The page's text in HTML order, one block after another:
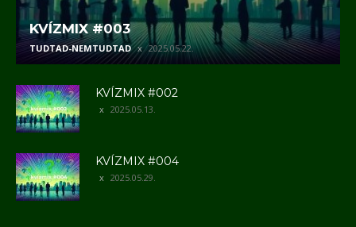
KVÍZMIX #003
TUDTAD-NEMTUDTAD 2025.05.22.
KVÍZMIX #002
2025.05.13.
KVÍZMIX #004
2025.05.29.